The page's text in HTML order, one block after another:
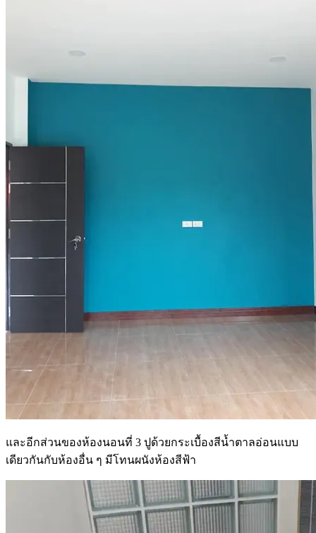
และอีกส่วนของห้องนอนที่ 3 ปูด้วยกระเบื้องสีน้ำตาลอ่อนแบบ
เดียวกันกับห้องอื่น ๆ มีโทนผนังห้องสีฟ้า